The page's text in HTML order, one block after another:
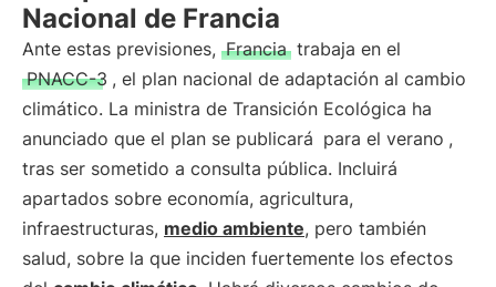
Nacional de Francia
Ante estas previsiones, Francia trabaja en el
PNACC-3 , el plan nacional de adaptación al cambio
climático. La ministra de Transición Ecológica ha
anunciado que el plan se publicará para el verano ,
tras ser sometido a consulta pública. Incluirá
apartados sobre economía, agricultura,
infraestructuras, medio ambiente, pero también
salud, sobre la que inciden fuertemente los efectos